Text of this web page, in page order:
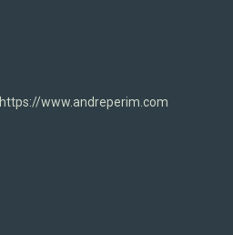
https://www.andreperim.com